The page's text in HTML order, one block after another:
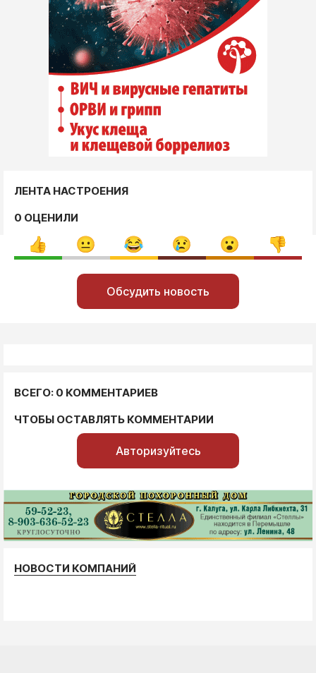
ЛЕНТА НАСТРОЕНИЯ
0 ОЦЕНИЛИ
Обсудить новость
ВСЕГО: 0 КОММЕНТАРИЕВ
ЧТОБЫ ОСТАВЛЯТЬ КОММЕНТАРИИ
Авторизуйтесь
НОВОСТИ КОМПАНИЙ